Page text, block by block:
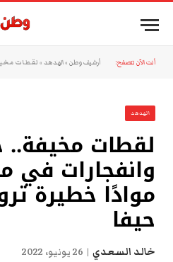
أنت الآن تتصفح: أرشيف وطن »الهدهد » لقطات مخيفة..
الهدهد
لقطات مخيفة..
وانفجارات في
موادًا خطيرة
حيفا
خالد السعدي 26 يونيو، 2022